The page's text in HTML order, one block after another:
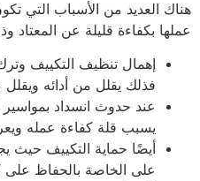
العديد من الأسباب التي تكون
بكفاءة قليلة عن المعتاد وذلك
إهمال تنظيف التكييف وترك
فذلك يقلل من أدائه ويقلل من
عند حدوث انسداد بمواسير
يسبب قلة كفاءة عمله ويعرض
أيضًا حماية التكييف حيث يجب
على الخاصة بالحفاظ على